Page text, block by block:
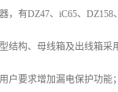
，有DZ47、iC65、DZ158
结构、母线箱及出线箱采
户要求增加漏电保护功能；